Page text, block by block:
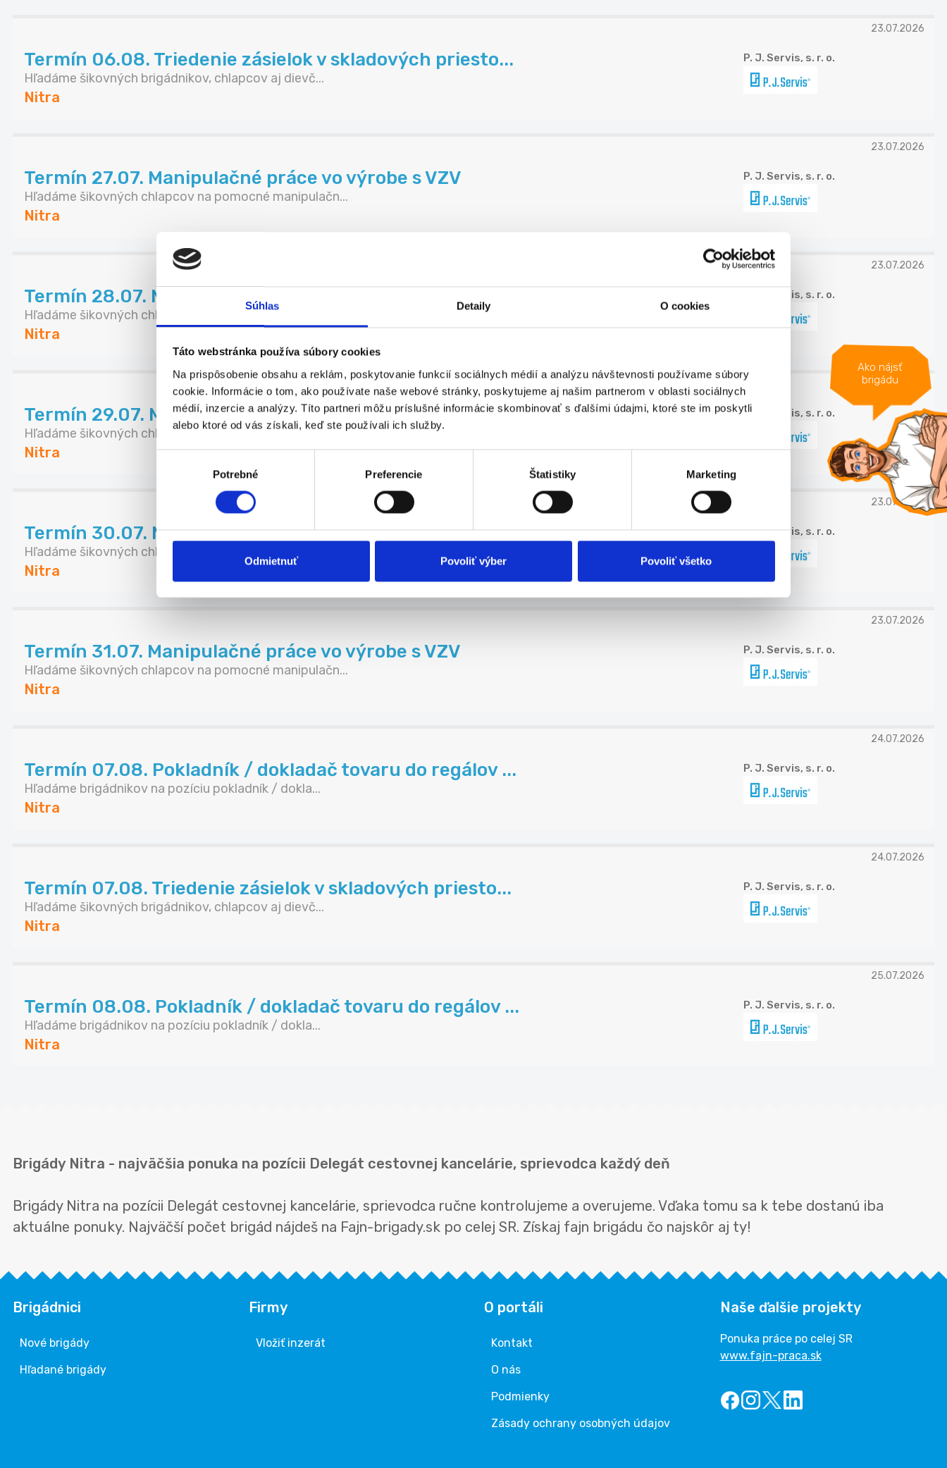
Súhlas Detaily O cookies
Táto webstránka používa súbory cookies
Na prispôsobenie obsahu a reklám, poskytovanie funkcií sociálnych médií a analýzu návštevnosti používame súbory
cookie. Informácie o tom, ako používate naše webové stránky, poskytujeme aj našim partnerom v oblasti sociálnych
médií, inzercie a analýzy. Títo partneri môžu príslušné informácie skombinovať s ďalšími údajmi, ktoré ste im poskytli
alebo ktoré od vás získali, keď ste používali ich služby.
Potrebné Preferencie Štatistiky Marketing
Odmietnuť Povoliť výber Povoliť všetko
Ako nájsť
brigádu
23.07.2026
Termín 06.08. Triedenie zásielok v skladových priesto...
Hľadáme šikovných brigádnikov, chlapcov aj dievč...
Nitra
P. J. Servis, s. r. o.
23.07.2026
Termín 27.07. Manipulačné práce vo výrobe s VZV
Hľadáme šikovných chlapcov na pomocné manipulačn...
Nitra
P. J. Servis, s. r. o.
23.07.2026
Termín 28.07. Manipulačné práce vo výrobe s VZV
Hľadáme šikovných chlapcov na pomocné manipulačn...
Nitra
P. J. Servis, s. r. o.
23.07.2026
Termín 29.07. Manipulačné práce vo výrobe s VZV
Hľadáme šikovných chlapcov na pomocné manipulačn...
Nitra
P. J. Servis, s. r. o.
23.07.2026
Termín 30.07. Manipulačné práce vo výrobe s VZV
Hľadáme šikovných chlapcov na pomocné manipulačn...
Nitra
P. J. Servis, s. r. o.
23.07.2026
Termín 31.07. Manipulačné práce vo výrobe s VZV
Hľadáme šikovných chlapcov na pomocné manipulačn...
Nitra
P. J. Servis, s. r. o.
24.07.2026
Termín 07.08. Pokladník / dokladač tovaru do regálov ...
Hľadáme brigádnikov na pozíciu pokladník / dokla...
Nitra
P. J. Servis, s. r. o.
24.07.2026
Termín 07.08. Triedenie zásielok v skladových priesto...
Hľadáme šikovných brigádnikov, chlapcov aj dievč...
Nitra
P. J. Servis, s. r. o.
25.07.2026
Termín 08.08. Pokladník / dokladač tovaru do regálov ...
Hľadáme brigádnikov na pozíciu pokladník / dokla...
Nitra
P. J. Servis, s. r. o.
Brigády Nitra - najväčšia ponuka na pozícii Delegát cestovnej kancelárie, sprievodca každý deň
Brigády Nitra na pozícii Delegát cestovnej kancelárie, sprievodca ručne kontrolujeme a overujeme. Vďaka tomu sa k tebe dostanú iba
aktuálne ponuky. Najväčší počet brigád nájdeš na Fajn-brigady.sk po celej SR. Získaj fajn brigádu čo najskôr aj ty!
Brigádnici
Nové brigády
Hľadané brigády
Firmy
Vložiť inzerát
O portáli
Kontakt
O nás
Podmienky
Zásady ochrany osobných údajov
Naše ďalšie projekty
Ponuka práce po celej SR
www.fajn-praca.sk